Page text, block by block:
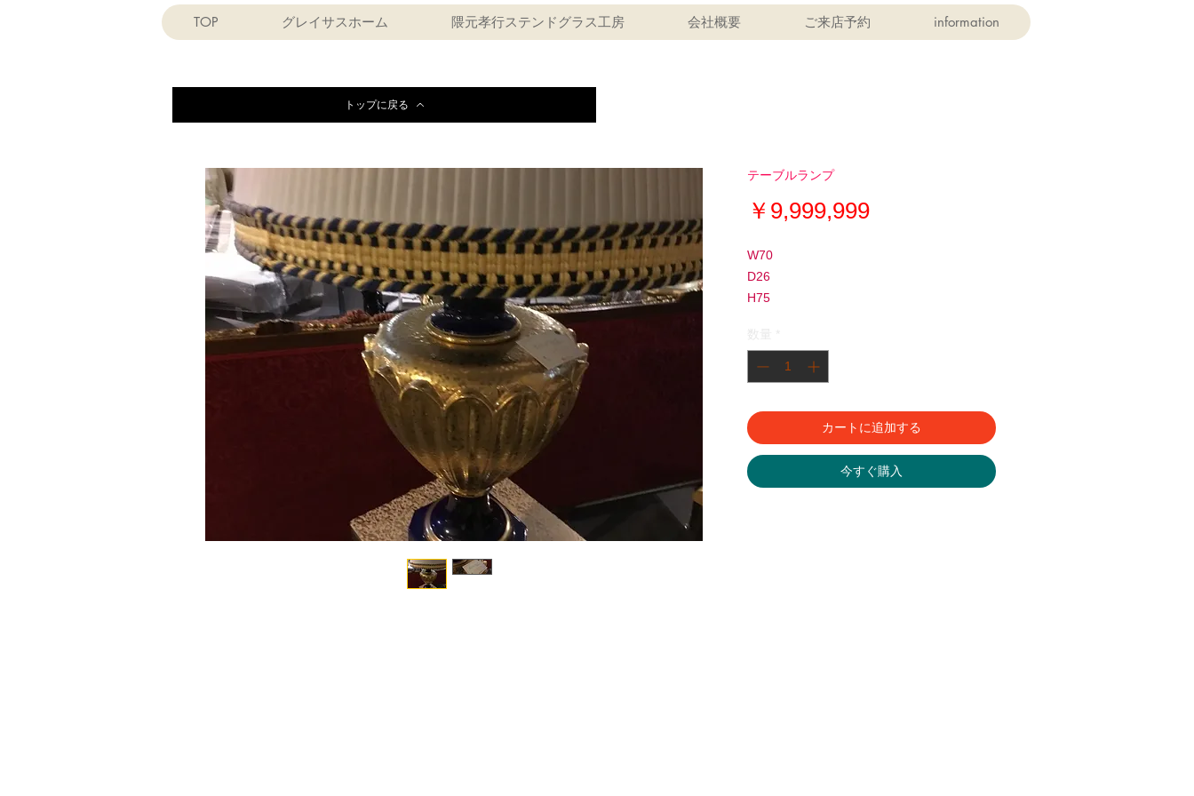
TOP グレイサスホーム 隈元孝行ステンドグラス工房 会社概要 ご来店予約 information
テーブルランプ
￥9,999,999価
W70
D26
H75
カートに追加する
今すぐ購入
トップに戻る